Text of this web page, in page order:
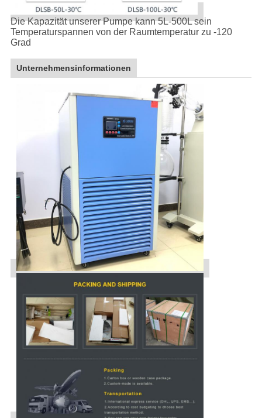
Die Kapazität unserer Pumpe kann 5L-500L sein
Temperaturspannen von der Raumtemperatur zu -120
Grad
Unternehmensinformationen